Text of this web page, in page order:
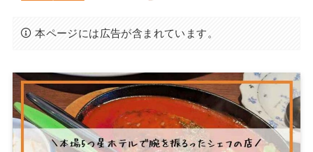
本ページには広告が含まれています。